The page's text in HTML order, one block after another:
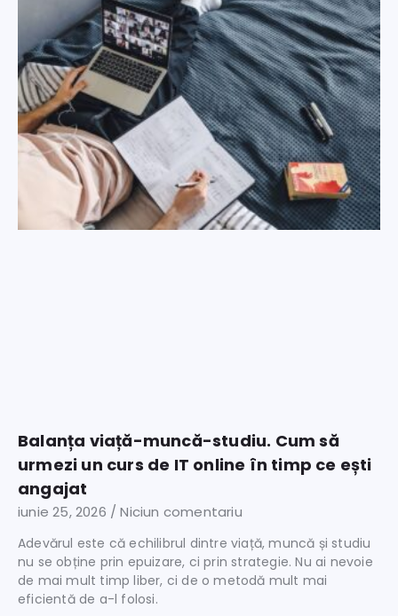
Balanța viață-muncă-studiu. Cum să
urmezi un curs de IT online în timp ce ești
angajat
iunie 25, 2026 Niciun comentariu
Adevărul este că echilibrul dintre viață, muncă și studiu
nu se obține prin epuizare, ci prin strategie. Nu ai nevoie
de mai mult timp liber, ci de o metodă mult mai
eficientă de a-l folosi.